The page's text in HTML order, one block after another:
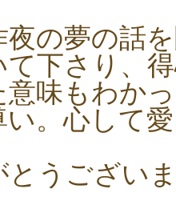
夜の夢の話
下さり、
味もわか
い。心して
とうござい